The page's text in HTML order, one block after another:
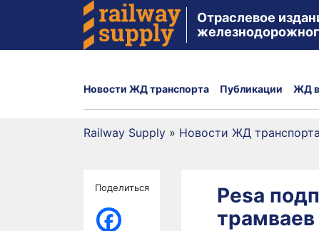
Отраслевое
Новости ЖД транспорта Публикации ЖД
Railway Supply » Новости ЖД транспорта
Поделиться
Pesa
трамваев